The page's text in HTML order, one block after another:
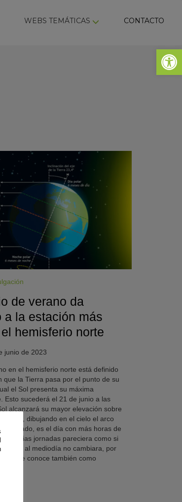
Abrir
WEBS TEMÁTICAS CONTACTO
de verano da
a la estación más
hemisferio norte
junio de 2023
en el hemisferio norte está definido
que la Tierra pasa por el punto de su
el Sol presenta su máxima
Esto sucederá el 21 de junio a las
alcanzará su mayor elevación sobre
dibujando en el cielo el arco
resultado, es el día con más horas de
varias jornadas pareciera como si
del Sol al mediodía no cambiara, por
se conoce también como